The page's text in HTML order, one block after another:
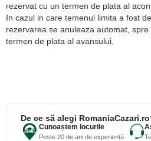
rezervat cu un termen de plata al
In cazul in care temenul limita a fost
rezervarea se anuleaza automat,
termen de plata al avansului.
De ce să alegi
Cunoaștem locurile
Peste 20 de ani de experiență